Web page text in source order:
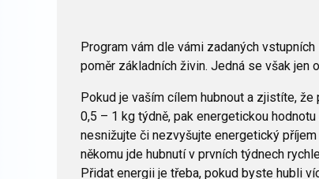
Program vám dle vámi zadaných
poměr základních živin. Jedná se však jen
Pokud je vaším cílem hubnout a zjistíte,
0,5 – 1 kg týdně, pak energetickou
nesnižujte či nezvyšujte energetický
někomu jde hubnutí v prvních týdnech
Přidat energii je třeba, pokud byste hubli